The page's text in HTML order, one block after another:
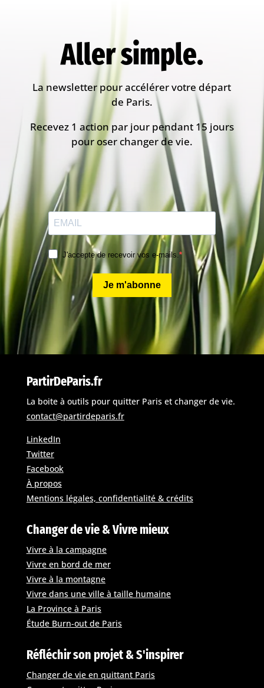
Aller simple.
La newsletter pour accélérer votre départ
de Paris.
Recevez 1 action par jour pendant 15 jours
pour oser changer de vie.
J'accepte de recevoir vos e-mails.
Je m'abonne
PartirDeParis.fr
La boite à outils pour quitter Paris et changer de vie.
contact@partirdeparis.fr
LinkedIn
Twitter
Facebook
À propos
Mentions légales, confidentialité & crédits
Changer de vie & Vivre mieux
Vivre à la campagne
Vivre en bord de mer
Vivre à la montagne
Vivre dans une ville à taille humaine
La Province à Paris
Étude Burn-out de Paris
Réfléchir son projet & S'inspirer
Changer de vie en quittant Paris